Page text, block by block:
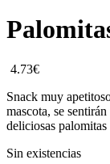
4.73€
Snack muy
mascota, se
deliciosas palomitas
Sin existencias